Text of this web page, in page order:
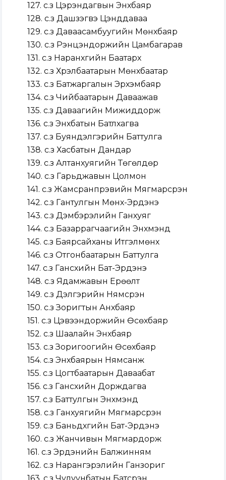
127. с.з Цэрэндагвын Энхбаяр
128. с.з Дашзэгвэ Цэнддаваа
129. с.з Даваасамбуугийн Мөнхбаяр
130. с.з Рэнцэндоржийн Цамбагарав
131. с.з Наранхүүгийн Баатархүү
132. с.з Хүрэлбаатарын Мөнхбаатар
133. с.з Батжаргалын Эрхэмбаяр
134. с.з Чийбаатарын Даваажав
135. с.з Даваагийн Мижиддорж
136. с.з Энхбатын Батлхагва
137. с.з Буяндэлгэрийн Баттулга
138. с.з Хасбатын Дандар
139. с.з Алтанхуягийн Төгөлдөр
140. с.з Гарьджавын Цолмон
141. с.з Жамсранпүрэвийн Мягмарсүрэн
142. с.з Гантулгын Мөнх-Эрдэнэ
143. с.з Дэмбэрэлийн Ганхуяг
144. с.з Базаррагчаагийн Энхмэнд
145. с.з Баярсайханы Итгэлмөнх
146. с.з Отгонбаатарын Баттулга
147. с.з Гансүхийн Бат-Эрдэнэ
148. с.з Ядамжавын Ерөөлт
149. с.з Дэлгэрийн Нямсүрэн
150. с.з Зоригтын Анхбаяр
151. с.з Цэвээндоржийн Өсөхбаяр
152. с.з Шаалайн Энхбаяр
153. с.з Зоригоогийн Өсөхбаяр
154. с.з Энхбаярын Нямсанж
155. с.з Цогтбаатарын Даваабат
156. с.з Гансүхийн Дорждагва
157. с.з Баттулгын Энхмэнд
158. с.з Ганхуягийн Мягмарсүрэн
159. с.з Баньдхүүгийн Бат-Эрдэнэ
160. с.з Жанчивын Мягмардорж
161. с.з Эрдэнийн Балжинням
162. с.з Нарангэрэлийн Ганзориг